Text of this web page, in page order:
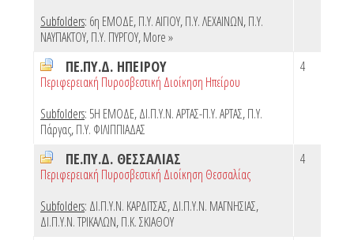
Subfolders: 6η ΕΜΟΔΕ,Π.Υ. ΑΙΓΙΟΥ,Π.Υ. ΛΕΧΑΙΝΩΝ,Π.Υ.
ΝΑΥΠΑΚΤΟΥ,Π.Υ. ΠΥΡΓΟΥ,More »
ΠΕ.ΠΥ.Δ. ΗΠΕΙΡΟΥ
Περιφερειακή Πυροσβεστική Διοίκηση Ηπείρου
Subfolders: 5Η ΕΜΟΔΕ,ΔΙ.Π.Υ.Ν. ΑΡΤΑΣ-Π.Υ. ΑΡΤΑΣ,Π.Υ.
Πάργας,Π.Υ. ΦΙΛΙΠΠΙΑΔΑΣ
4
ΠΕ.ΠΥ.Δ. ΘΕΣΣΑΛΙΑΣ
Περιφερειακή Πυροσβεστική Διοίκηση Θεσσαλίας
Subfolders: ΔΙ.Π.Υ.Ν. ΚΑΡΔΙΤΣΑΣ,ΔΙ.Π.Υ.Ν. ΜΑΓΝΗΣΙΑΣ,
ΔΙ.Π.Υ.Ν. ΤΡΙΚΑΛΩΝ,Π.Κ. ΣΚΙΑΘΟΥ
4